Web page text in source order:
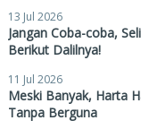
13 Jul 2026
Jangan Coba-coba,
Berikut Dalilnya!
11 Jul 2026
Meski Banyak, Harta
Tanpa Berguna